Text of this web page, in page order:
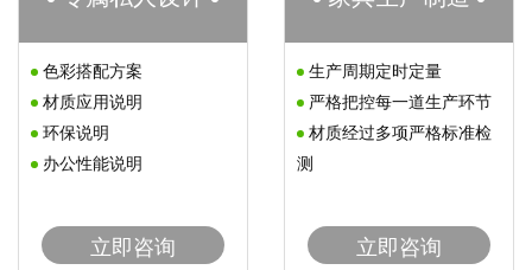
色彩搭配方案
材质应用说明
环保说明
办公性能说明
立即咨询
生产周期定时定量
严格把控每一道生产环节
材质经过多项严格标准检
测
立即咨询